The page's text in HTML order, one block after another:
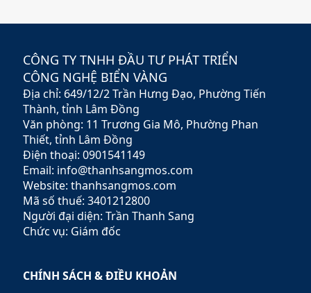
sứ mệnh hỗ trợ nhà đầu tư
chính vững chắc,
Rubypeace không chỉ cung
cấp các sản phẩm đa dạng
mà còn mang đến các dịch
vụ tư vấn chuyên nghiệp,
giúp khách hàng tối ưu hóa
lợi nhuận và giảm thiểu rủi
ro.
CÔNG TY TNHH ĐẦU TƯ PHÁT TRIỂN
CÔNG NGHỆ BIỂN VÀNG
Địa chỉ: 649/12/2 Trần Hưng Đạo, Phường Tiến
Thành, tỉnh Lâm Đồng
Văn phòng: 11 Trương Gia Mô, Phường Phan
Thiết, tỉnh Lâm Đồng
Điện thoại: 0901541149
Email: info@thanhsangmos.com
Website: thanhsangmos.com
Mã số thuế: 3401212800
Người đại diện: Trần Thanh Sang
Chức vụ: Giám đốc
CHÍNH SÁCH & ĐIỀU KHOẢN